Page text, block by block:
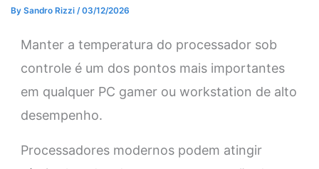
By Sandro Rizzi /03/12/2026
Manter a temperatura do processador sob
controle é um dos pontos mais importantes
em qualquer PC gamer ou workstation de alto
desempenho.
Processadores modernos podem atingir